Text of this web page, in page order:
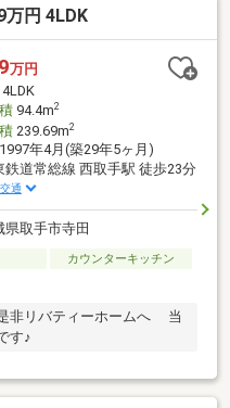
万円 4LDK
万円
4LDK
94.4m2
239.69m2
1997年4月(築29年5ヶ月)
鉄道常総線 西取手駅 徒歩23分
通
県取手市寺田
カウンターキッチン
非リバティーホームへ 当
す♪